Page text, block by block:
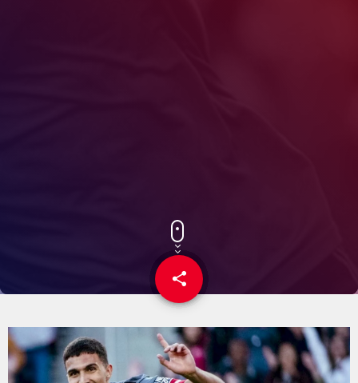
share
email